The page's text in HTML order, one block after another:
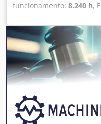
funcionamento: 8.240 h,
Apenas 8.240 horas
Alozrrnneaok Motor Cat
cv, peso operacional
deslocamento aprox. 5,3
até 7,24 m Alcance aprox.
aprox. 1,7 m³
Altura de transporte